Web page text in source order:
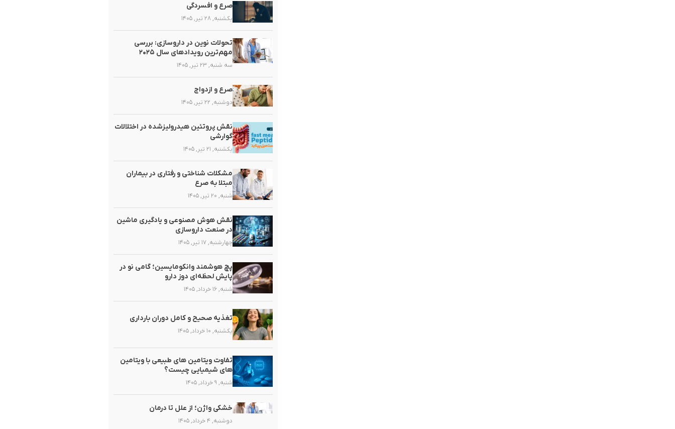
صرع و افسردگی
یکشنبه, ۲۸ تیر, ۱۴۰۵
تحولات نوین در داروسازی: بررسی
مهم‌ترین رویدادهای سال ۲۰۲۵
سه شنبه, ۲۳ تیر, ۱۴۰۵
صرع و ازدواج
دوشنبه, ۲۲ تیر, ۱۴۰۵
نقش پروتئین هیدرولیزشده در اختلالات
گوارشی
یکشنبه, ۲۱ تیر, ۱۴۰۵
مشکلات شناختی و رفتاری در بیماران
مبتلا به صرع
شنبه, ۲۰ تیر, ۱۴۰۵
نقش هوش مصنوعی و یادگیری ماشین
در صنعت داروسازی
چهارشنبه, ۱۷ تیر, ۱۴۰۵
پچ هوشمند وانکومایسین؛ گامی نو در
پایش لحظه‌ای دوز دارو
شنبه, ۱۶ خرداد, ۱۴۰۵
تغذیه صحیح و کامل دوران بارداری
یکشنبه, ۱۰ خرداد, ۱۴۰۵
تفاوت ویتامین های طبیعی با ویتامین
های شیمیایی چیست؟
شنبه, ۹ خرداد, ۱۴۰۵
خشکی واژن؛ از علل تا درمان
دوشنبه, ۴ خرداد, ۱۴۰۵